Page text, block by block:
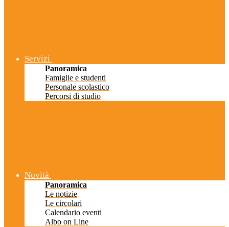
Servizi
Panoramica
Famiglie e studenti
Personale scolastico
Percorsi di studio
Novità
Panoramica
Le notizie
Le circolari
Calendario eventi
Albo on Line